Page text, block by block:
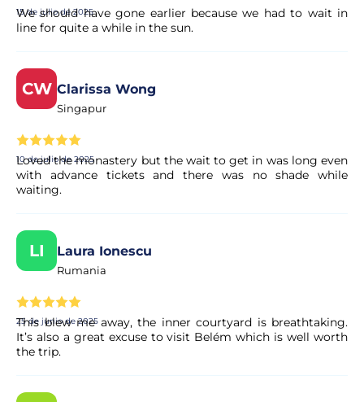
Sí. Todos los pagos se procesan a través de sistemas
seguros y encriptados, lo que garantiza la total protección
15 de julio de 2025
We should have gone earlier because we had to wait in
line for quite a while in the sun.
CW Clarissa Wong
Singapur
10 de julio de 2025
Loved the monastery but the wait to get in was long even
with advance tickets and there was no shade while
waiting.
LI Laura Ionescu
Rumania
25 de junio de 2025
This blew me away, the inner courtyard is breathtaking.
It’s also a great excuse to visit Belém which is well worth
the trip.